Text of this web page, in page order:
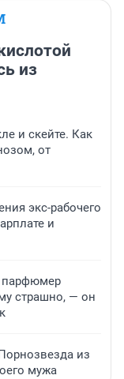
из
и скейте. Как
от
экс-рабочего
и
парфюмер
страшно, — он
из
мужа